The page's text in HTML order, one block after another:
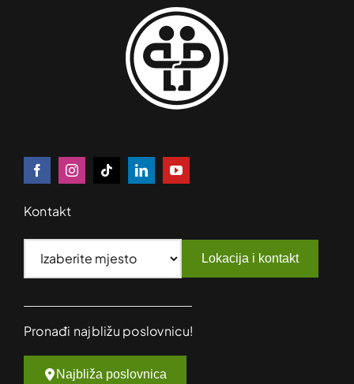
Kontakt
Lokacija i kontakt
Pronađi najbližu poslovnicu!
Najbliža poslovnica